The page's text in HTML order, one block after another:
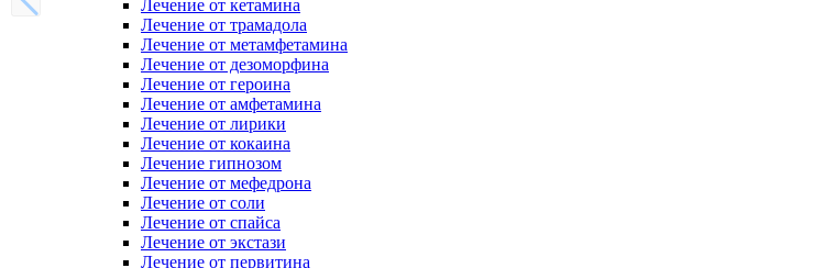
Лечение от кетамина
Лечение от трамадола
Лечение от метамфетамина
Лечение от дезоморфина
Лечение от героина
Лечение от амфетамина
Лечение от лирики
Лечение от кокаина
Лечение гипнозом
Лечение от мефедрона
Лечение от соли
Лечение от спайса
Лечение от экстази
Лечение от первитина